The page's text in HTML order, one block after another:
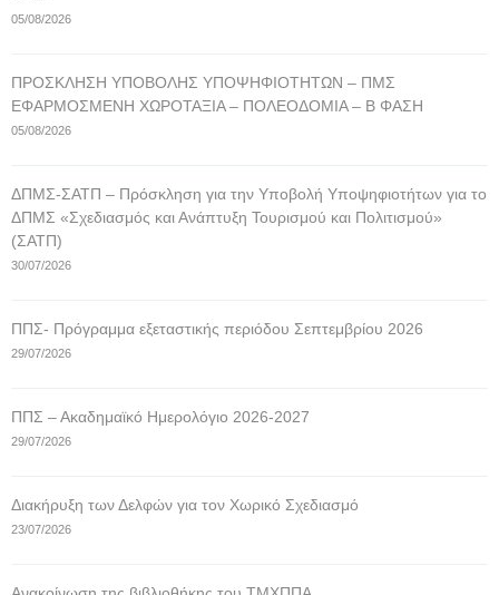
05/08/2026
ΠΡΟΣΚΛΗΣΗ ΥΠΟΒΟΛΗΣ ΥΠΟΨΗΦΙΟΤΗΤΩΝ – ΠΜΣ
ΕΦΑΡΜΟΣΜΕΝΗ ΧΩΡΟΤΑΞΙΑ – ΠΟΛΕΟΔΟΜΙΑ – Β ΦΑΣΗ
05/08/2026
ΔΠΜΣ-ΣΑΤΠ – Πρόσκληση για την Υποβολή Υποψηφιοτήτων για το
ΔΠΜΣ «Σχεδιασμός και Ανάπτυξη Τουρισμού και Πολιτισμού»
(ΣΑΤΠ)
30/07/2026
ΠΠΣ- Πρόγραμμα εξεταστικής περιόδου Σεπτεμβρίου 2026
29/07/2026
ΠΠΣ – Ακαδημαϊκό Ημερολόγιο 2026-2027
29/07/2026
Διακήρυξη των Δελφών για τον Χωρικό Σχεδιασμό
23/07/2026